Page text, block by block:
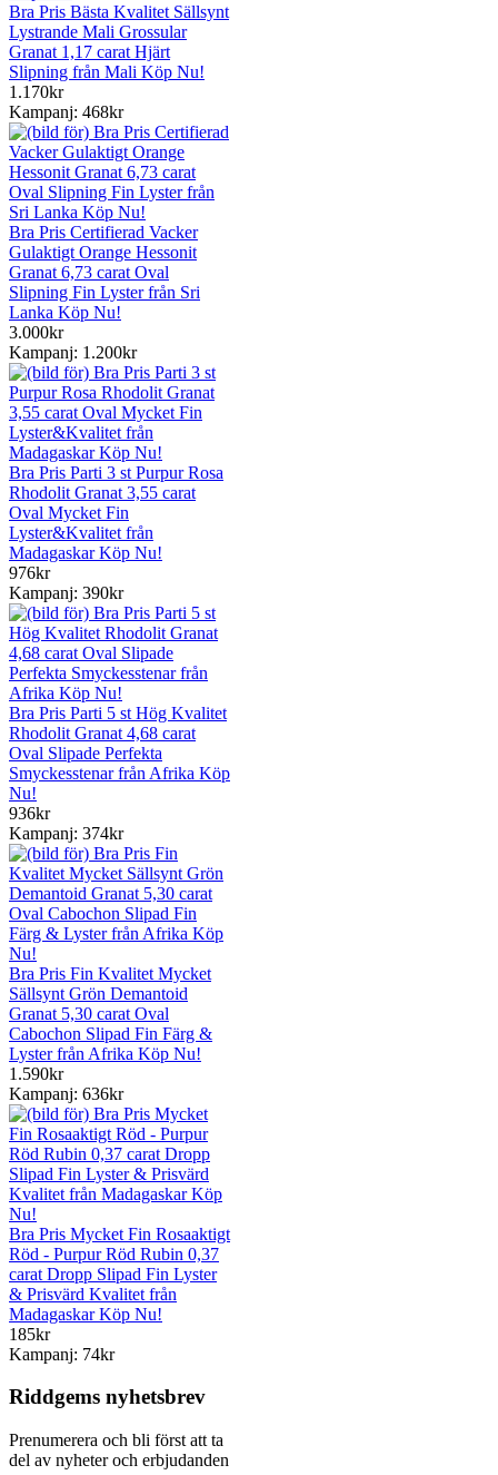
Bra Pris Bästa Kvalitet Sällsynt
Lystrande Mali Grossular
Granat 1,17 carat Hjärt
Slipning från Mali Köp Nu!
1.170kr
Kampanj: 468kr
Bra Pris Certifierad Vacker
Gulaktigt Orange Hessonit
Granat 6,73 carat Oval
Slipning Fin Lyster från Sri
Lanka Köp Nu!
3.000kr
Kampanj: 1.200kr
Bra Pris Parti 3 st Purpur Rosa
Rhodolit Granat 3,55 carat
Oval Mycket Fin
Lyster&Kvalitet från
Madagaskar Köp Nu!
976kr
Kampanj: 390kr
Bra Pris Parti 5 st Hög Kvalitet
Rhodolit Granat 4,68 carat
Oval Slipade Perfekta
Smyckesstenar från Afrika Köp
Nu!
936kr
Kampanj: 374kr
Bra Pris Fin Kvalitet Mycket
Sällsynt Grön Demantoid
Granat 5,30 carat Oval
Cabochon Slipad Fin Färg &
Lyster från Afrika Köp Nu!
1.590kr
Kampanj: 636kr
Bra Pris Mycket Fin Rosaaktigt
Röd - Purpur Röd Rubin 0,37
carat Dropp Slipad Fin Lyster
& Prisvärd Kvalitet från
Madagaskar Köp Nu!
185kr
Kampanj: 74kr
Riddgems nyhetsbrev
Prenumerera och bli först att ta
del av nyheter och erbjudanden